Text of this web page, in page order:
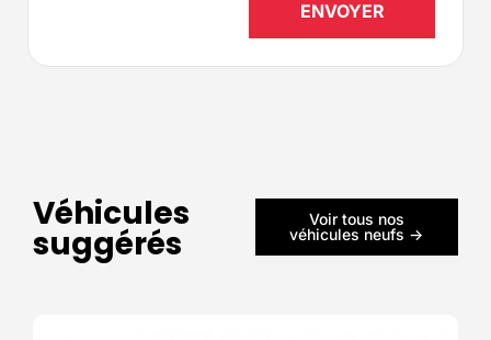
Véhicules
suggérés
Voir tous nos
véhicules neufs ->